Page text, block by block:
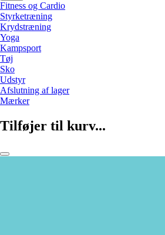
Fitness og Cardio
Styrketræning
Krydstræning
Yoga
Kampsport
Tøj
Sko
Udstyr
Afslutning af lager
Mærker
Tilføjer til kurv...